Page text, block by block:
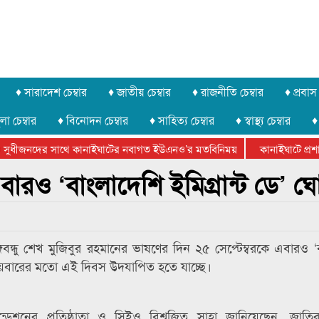
♦ সারাদেশ চেম্বার ♦ জাতীয় চেম্বার ♦ রাজনীতি চেম্বার ♦ প্রবাস
চেম্বার ♦ বিনোদন চেম্বার ♦ সাহিত্য চেম্বার ♦ স্বাস্থ্য চেম্বার
সাথে কানাইঘাটের নবাগত ইউএনও’র মতবিনিময় কানাইঘাটে
ফেডারেশানের বিভাগীয় অভিনয় কর্মশালা সম্পন্ন
‘বাংলাদেশি ইমিগ্রান্ট ডে’
শেখ মুজিবুর রহমানের ভাষণের দিন ২৫ সেপ্টেম্বরকে এবারও
মতো এই দিবস উদযাপিত হতে যাচ্ছে।